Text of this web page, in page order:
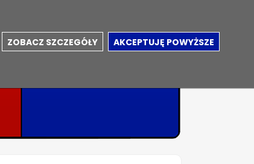
ZOBACZ SZCZEGÓŁY AKCEPTUJĘ POWYŻSZE